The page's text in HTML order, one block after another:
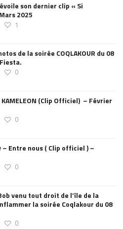
son dernier clip « Si
2025
1
de la soirée COQLAKOUR du 08
0
KAMELEON (Clip Officiel) – Février
0
– Entre nous ( Clip officiel ) –
0
venu tout droit de l’île de la
la soirée Coqlakour du 08
0